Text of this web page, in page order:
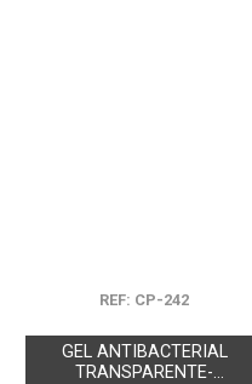
REF: CP-242
GEL ANTIBACTERIAL
TRANSPARENTE-